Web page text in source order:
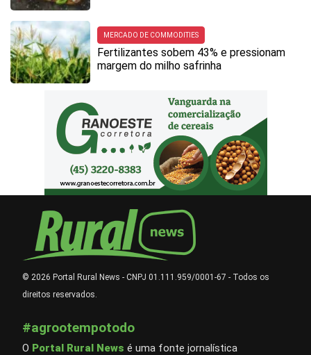
MERCADO DE COMMODITIES
Fertilizantes sobem 43% e pressionam
margem do milho safrinha
© 2026 Portal Rural News - CNPJ 01.111.959/0001-67 - Todos os
direitos reservados.
#agrootempotodo
O Portal Rural News é uma fonte jornalística